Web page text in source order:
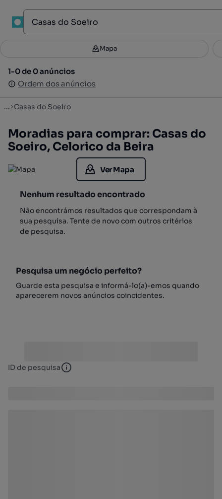
Filtros 2
1-0 de 0 anúncios
Ordem dos anúncios
Mapa
1-0 de 0 anúncios
Ordem dos anúncios
... Casas do Soeiro
Moradias para comprar: Casas do
Soeiro, Celorico da Beira
Ver Mapa
Nenhum resultado encontrado
Não encontrámos resultados que correspondam à
sua pesquisa. Tente de novo com outros critérios
de pesquisa.
Pesquisa um negócio perfeito?
Guarde esta pesquisa e informá-lo(a)-emos quando
aparecerem novos anúncios coincidentes.
ID de pesquisa ID de pesquisa